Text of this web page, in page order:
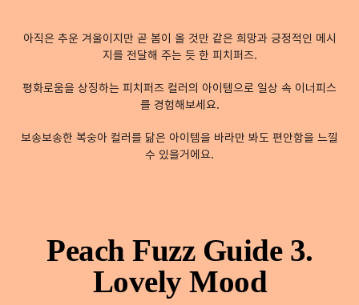
아직은 추운 겨울이지만 곧 봄이 올 것만 같은 희망과 긍정적인 메시
지를 전달해 주는 듯 한 피치퍼즈.
평화로움을 상징하는 피치퍼즈 컬러의 아이템으로 일상 속 이너피스
를 경험해보세요.
보송보송한 복숭아 컬러를 닮은 아이템을 바라만 봐도 편안함을 느낄
수 있을거에요.
Peach Fuzz Guide 3.
Lovely Mood